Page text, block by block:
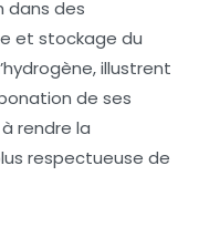
dans des
et stockage du
illustrent
de ses
rendre la
respectueuse de